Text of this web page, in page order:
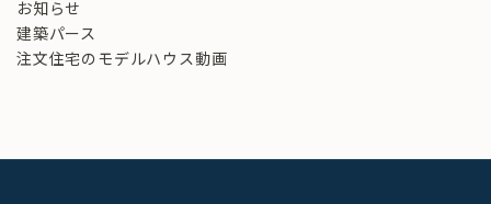
お知らせ
建築パース
注文住宅のモデルハウス動画